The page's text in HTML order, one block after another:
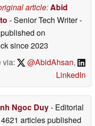
article:Abid
- Senior Tech Writer-
on
since 2023
via:
@AbidAhsan,
LinkedIn
Ngoc Duy- Editorial
articles published